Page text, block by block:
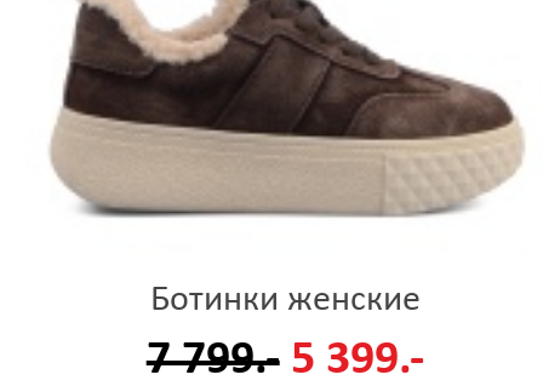
Ботинки женские
7 799.- 5 399.-